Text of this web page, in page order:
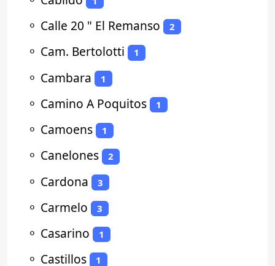
⚬ Calle 20 " El Remanso 2
⚬ Cam. Bertolotti 1
⚬ Cambara 1
⚬ Camino A Poquitos 1
⚬ Camoens 1
⚬ Canelones 2
⚬ Cardona 3
⚬ Carmelo 3
⚬ Casarino 1
⚬ Castillos 1